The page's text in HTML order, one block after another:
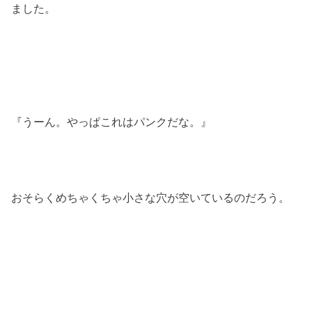
ました。
『うーん。やっぱこれはパンクだな。』
おそらくめちゃくちゃ小さな穴が空いているのだろう。